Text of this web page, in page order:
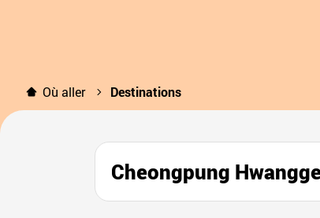
Où aller Destinations
Cheongpung